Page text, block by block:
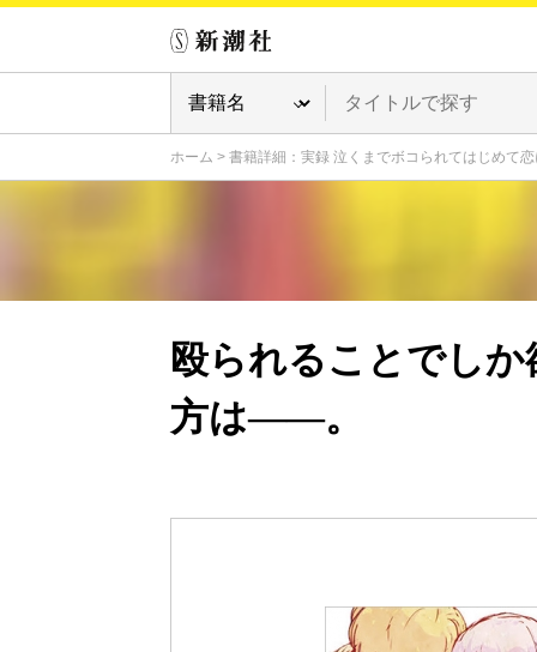
ホーム > 書籍詳細：実録 泣くまでボコられてはじめて
殴られることでし
方は――。